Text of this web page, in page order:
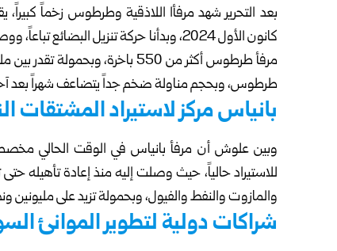
مرفأ طرطوس أكثر من 550 باخرة،
طرطوس، وبحجم مناولة ضخم جداً يتضاعف شهراً بعد
بانياس مركز لاستيراد المشتقات
وبين علوش أن مرفأ بانياس في الوقت الحالي
والمازوت والنفط والفيول، وبحمولة تزيد على
شراكات دولية لتطوير الموانئ